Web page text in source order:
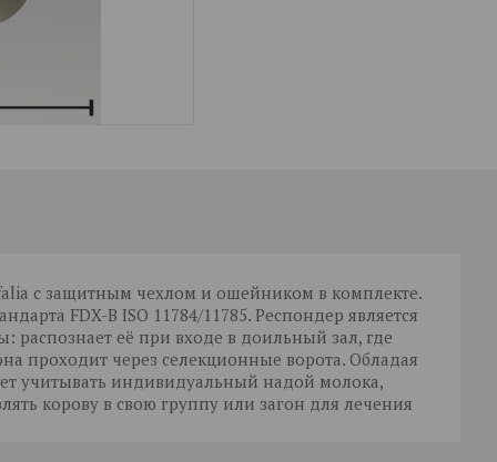
с защитным чехлом и ошейником в комплекте.
FDX-B ISO 11784/11785. Респондер является
её при входе в доильный зал, где
проходит через селекционные ворота. Обладая
учитывать индивидуальный надой молока,
корову в свою группу или загон для лечения